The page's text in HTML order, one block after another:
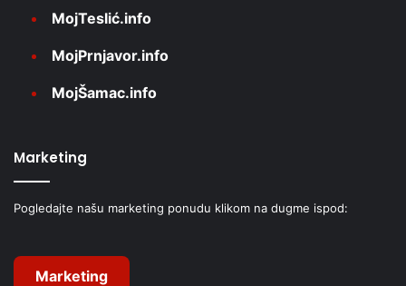
MojTeslić.info
MojPrnjavor.info
MojŠamac.info
Marketing
Pogledajte našu marketing ponudu klikom na dugme ispod:
Marketing